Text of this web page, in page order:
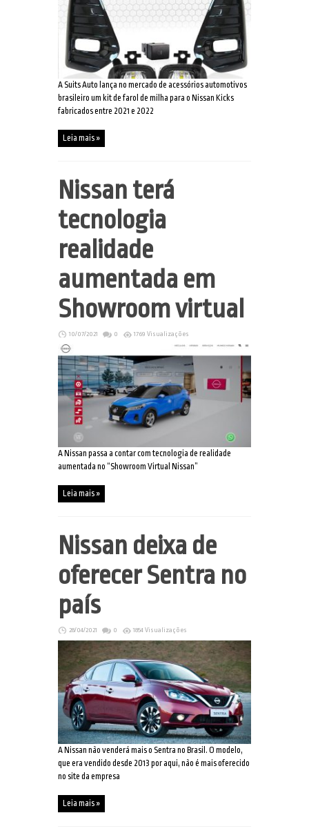
A Suits Auto lança no mercado de acessórios automotivos
brasileiro um kit de farol de milha para o Nissan Kicks
fabricados entre 2021 e 2022
Leia mais »
Nissan terá
tecnologia
realidade
aumentada em
Showroom virtual
10/07/2021 0 1769 Visualizações
A Nissan passa a contar com tecnologia de realidade
aumentada no “Showroom Virtual Nissan”
Leia mais »
Nissan deixa de
oferecer Sentra no
país
28/04/2021 0 1854 Visualizações
A Nissan não venderá mais o Sentra no Brasil. O modelo,
que era vendido desde 2013 por aqui, não é mais oferecido
no site da empresa
Leia mais »